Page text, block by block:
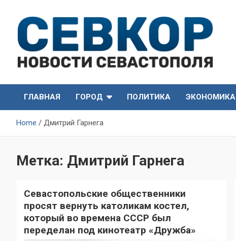
content
СевКор — Новости
Севастополя
Севастополя
ГЛАВНАЯ
ГОРОД ПОЛИТИКА ЭКОНОМИКА
Home Дмитрий Гарнега
Метка: Дмитрий Гарнега
Севастопольские общественники
просят вернуть католикам костел,
который во времена СССР был
переделан под кинотеатр «Дружба»